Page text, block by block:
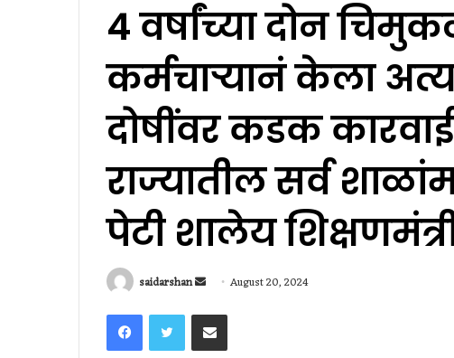
4 वर्षांच्या दोन
कर्मचाऱ्यानं केला
दोषींवर कडक
राज्यातील सर्व
पेटी शालेय
saidarshan
Send
email
August 20, 2024
FacebookTwitter Share via Email